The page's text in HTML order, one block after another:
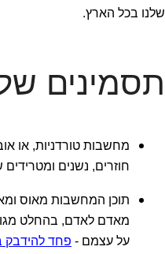
שלנו בכל הארץ.
תסמינים
מחשבות טורדניות, או
חוזרים, נשנים
תוכן המחשבות מאוס
מאדם לאדם, בהחלט
על עצמם - פחד להידבק